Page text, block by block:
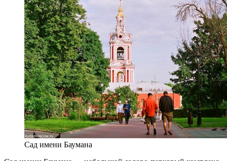
Сад имени Баумана